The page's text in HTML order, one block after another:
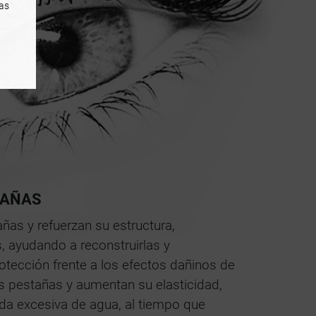
y refuerzan su estructura,
ayudando a reconstruirlas y
frente a los efectos dañinos de
pestañas y aumentan su elasticidad,
excesiva de agua, al tiempo que